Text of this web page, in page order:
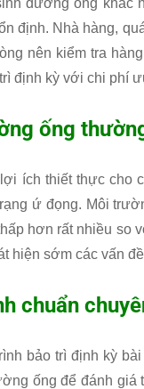
đường ống khác
định. Nhà hàng,
nên kiểm tra
định kỳ với chi phí
ống
ích thiết thực cho
ứ đọng. Môi
hơn rất nhiều
hiện sớm các vấn
chuẩn
bảo trì định kỳ
ống để đánh